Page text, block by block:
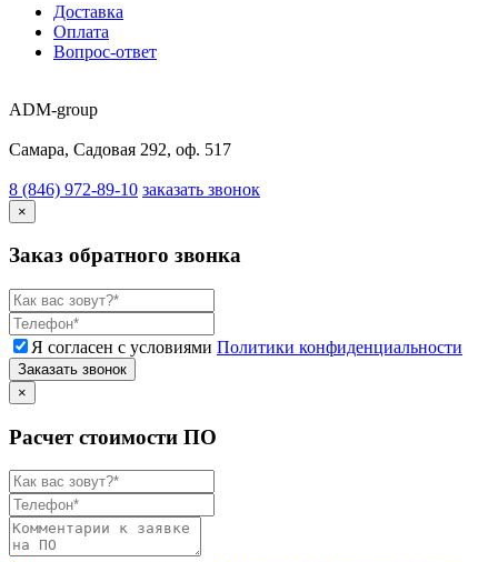
Доставка
Оплата
Вопрос-ответ
ADM-group
Самара, Садовая 292, оф. 517
8 (846) 972-89-10 заказать звонок
×
Заказ обратного звонка
Я согласен с условиями Политики конфиденциальности
Заказать звонок
×
Расчет стоимости ПО